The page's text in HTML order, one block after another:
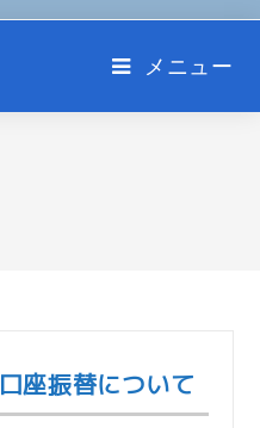
メニュー
座振替について